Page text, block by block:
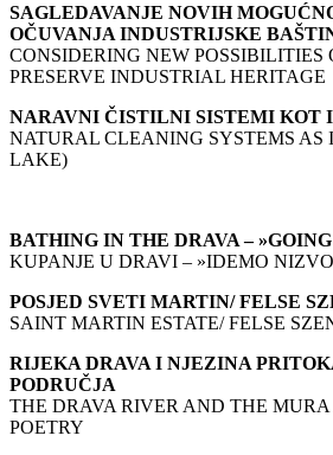
SAGLEDAVANJE NOVIH
OČUVANJA INDUSTRIJSKE
CONSIDERING NEW
PRESERVE INDUSTRIAL HERITAGE
NARAVNI ČISTILNI SISTEMI KOT
NATURAL CLEANING SYSTEMS AS
LAKE)
BATHING IN THE DRAVA –
KUPANJE U DRAVI – »IDEMO
POSJED SVETI MARTIN/ FELSE
SAINT MARTIN ESTATE/ FELSE
RIJEKA DRAVA I NJEZINA
PODRUČJA
THE DRAVA RIVER AND THE
POETRY